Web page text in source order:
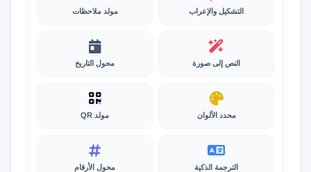
التشكيل والإعراب مولد ملاحظات
النص إلى صورة محول التاريخ
محدد الألوان مولد QR
الترجمة الذكية محول الأرقام